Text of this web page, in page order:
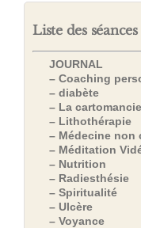
Liste des séances
JOURNAL
– Coaching
– diabète
– La cartomancie
– Lithothérapie
– Médecine
– Méditation
– Nutrition
– Radiesthésie
– Spiritualité
– Ulcère
– Voyance